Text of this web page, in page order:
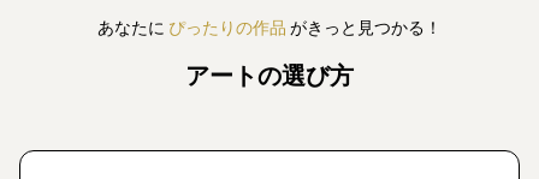
あなたに ぴったりの作品 がきっと見つかる！
アートの選び方